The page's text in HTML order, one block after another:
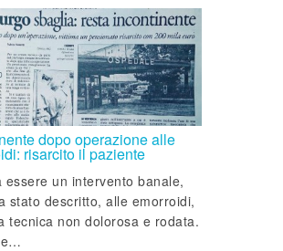
dopo operazione alle
risarcito il paziente
essere un intervento banale,
stato descritto, alle emorroidi,
tecnica non dolorosa e rodata.